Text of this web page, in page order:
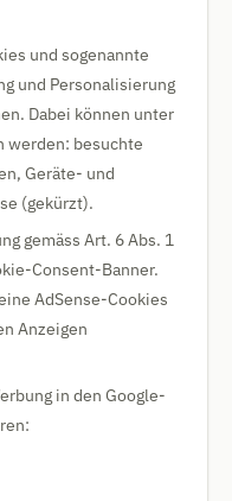
und sogenannte
und Personalisierung
Dabei können unter
werden: besuchte
Geräte- und
(gekürzt).
gemäss Art. 6 Abs. 1
Consent-Banner.
AdSense-Cookies
Anzeigen
in den Google-